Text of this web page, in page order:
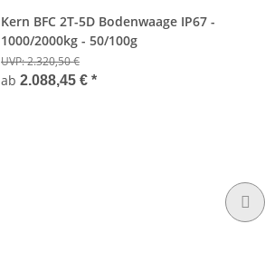
Kern BFC 2T-5D Bodenwaage IP67 -
1000/2000kg - 50/100g
UVP:2.320,50 €
ab 2.088,45 € *